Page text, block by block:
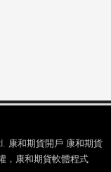
康和期貨開戶 康和期貨
，康和期貨軟體程式